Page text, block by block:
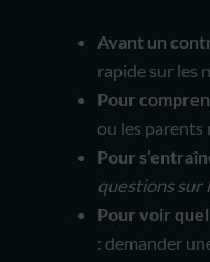
Avant un
rapide sur les
Pour
ou les parents
Pour
questions sur
Pour voir
: demander